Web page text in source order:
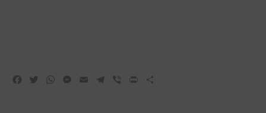
Facebook
TwitterWhatsApp
Messenger
Email Telegram
Viber Print